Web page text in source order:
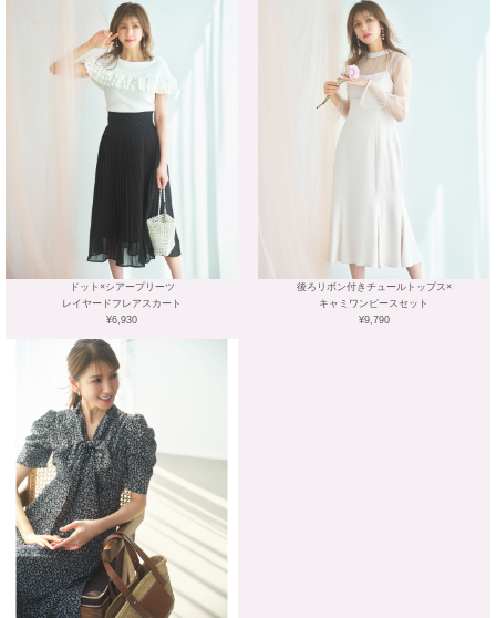
ドット×シアープリーツ
レイヤードフレアスカート
¥6,930
後ろリボン付きチュールトップス×
キャミワンピースセット
¥9,790